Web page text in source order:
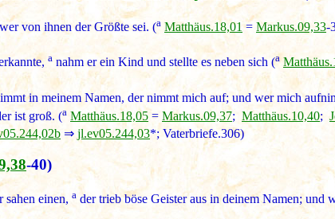
von ihnen der Größte sei. (a Matthäus.18,01= Markus.09,33-
a nahm er ein Kind und stellte es neben sich (a
in meinem Namen, der nimmt mich auf; und wer mich
ist groß. (a Matthäus.18,05 = Markus.09,37; Matthäus.10,40;
⇒ jl.ev05.244,03*; Vaterbriefe.306)
-40)
einen, a der trieb böse Geister aus in deinem Namen;